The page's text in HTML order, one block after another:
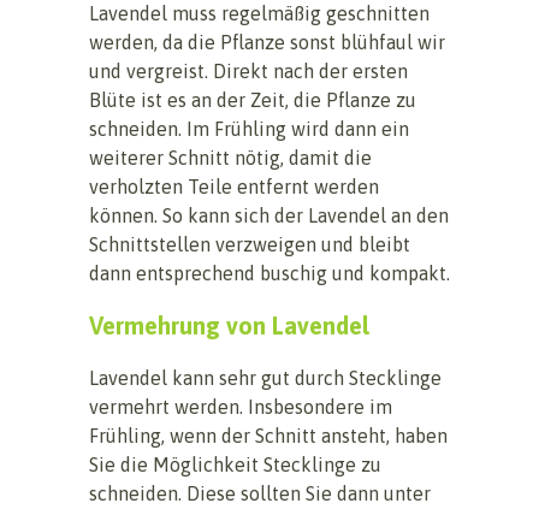
Lavendel muss regelmäßig geschnitten
werden, da die Pflanze sonst blühfaul wir
und vergreist. Direkt nach der ersten
Blüte ist es an der Zeit, die Pflanze zu
schneiden. Im Frühling wird dann ein
weiterer Schnitt nötig, damit die
verholzten Teile entfernt werden
können. So kann sich der Lavendel an den
Schnittstellen verzweigen und bleibt
dann entsprechend buschig und kompakt.
Vermehrung von Lavendel
Lavendel kann sehr gut durch Stecklinge
vermehrt werden. Insbesondere im
Frühling, wenn der Schnitt ansteht, haben
Sie die Möglichkeit Stecklinge zu
schneiden. Diese sollten Sie dann unter